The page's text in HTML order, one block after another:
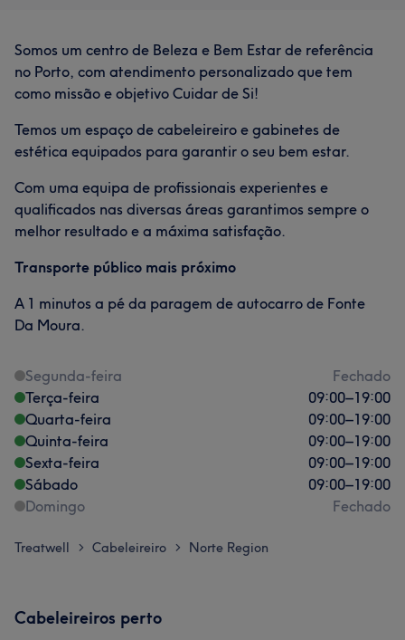
Somos um centro de Beleza e Bem Estar de referência
no Porto, com atendimento personalizado que tem
como missão e objetivo Cuidar de Si!
Temos um espaço de cabeleireiro e gabinetes de
estética equipados para garantir o seu bem estar.
Com uma equipa de profissionais experientes e
qualificados nas diversas áreas garantimos sempre o
melhor resultado e a máxima satisfação.
Transporte público mais próximo
A 1 minutos a pé da paragem de autocarro de Fonte
Da Moura.
Segunda-feira
Fechado
Terça-feira
09:00–19:00
Quarta-feira
09:00–19:00
Quinta-feira
09:00–19:00
Sexta-feira
09:00–19:00
Sábado
09:00–19:00
Domingo
Fechado
Treatwell > Cabeleireiro > Norte Region
Cabeleireiros perto